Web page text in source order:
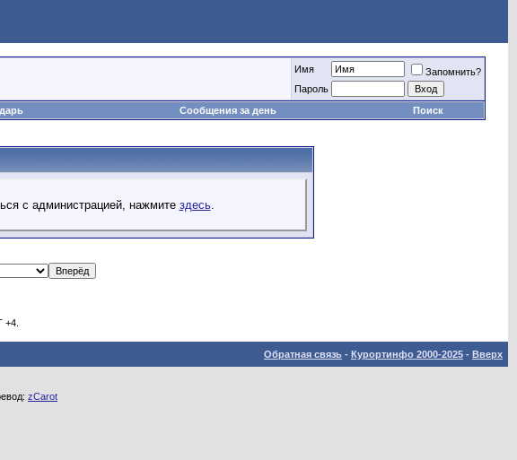
Имя
Запомнить?
Пароль
Сообщения за день Поиск
с администрацией, нажмите здесь.
+4.
Обратная связь - Курортинфо 2000-2025 - Вверх
zCarot